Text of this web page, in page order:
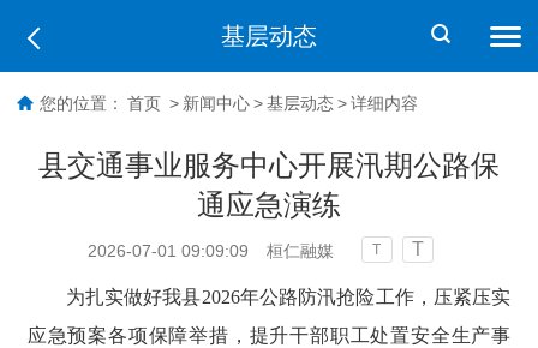
基层动态
您的位置： 首页 > 新闻中心 > 基层动态 > 详细内容
县交通事业服务中心开展汛期公路保
通应急演练
2026-07-01 09:09:09 桓仁融媒 T T
为扎实做好我县2026年公路防汛抢险工作，压紧压实
应急预案各项保障举措，提升干部职工处置安全生产事